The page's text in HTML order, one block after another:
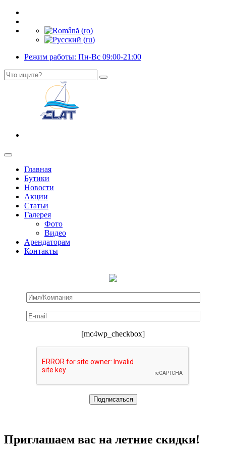
Режим работы: Пн-Вс 09:00-21:00
Главная
Бутики
Новости
Акции
Статьи
Галерея
Фото
Видео
Арендаторам
Контакты
[mc4wp_checkbox]
Приглашаем вас на летние скидки!